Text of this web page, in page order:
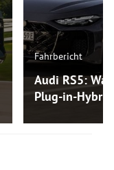
Fahrbericht
Audi RS5:
Plug-in-